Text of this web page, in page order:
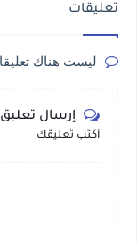
تعليقات
ليست هناك
إرسال تعليق
أكتب تعليقك